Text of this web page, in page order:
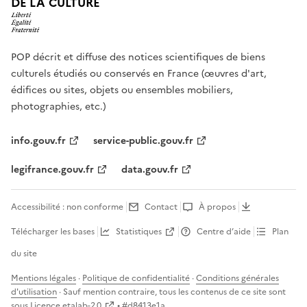
POP décrit et diffuse des notices scientifiques de biens
culturels étudiés ou conservés en France (œuvres d'art,
édifices ou sites, objets ou ensembles mobiliers,
photographies, etc.)
info.gouv.fr
service-public.gouv.fr
legifrance.gouv.fr
data.gouv.fr
Accessibilité : non conforme Contact
À propos
Télécharger les bases
Statistiques Centre d’aide
Plan
du site
Mentions légales · Politique de confidentialité ·Conditions générales
d'utilisation · Sauf mention contraire, tous les contenus de ce site sont